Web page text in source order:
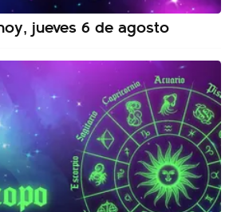
jueves 6 de agosto